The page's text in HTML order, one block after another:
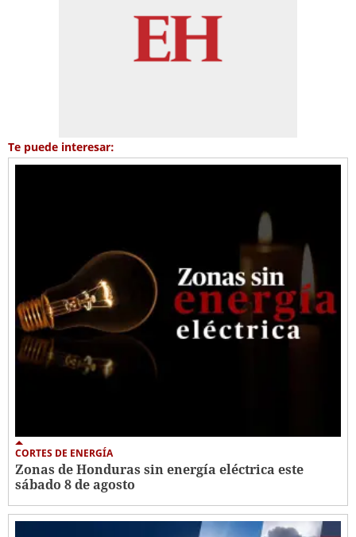
Te puede interesar:
CORTES DE ENERGÍA
Zonas de Honduras sin energía eléctrica este
sábado 8 de agosto